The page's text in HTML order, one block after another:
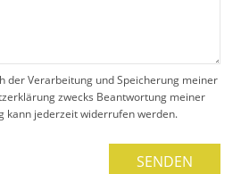
der Verarbeitung und Speicherung meiner
zwecks Beantwortung meiner
kann jederzeit widerrufen werden.
SENDEN